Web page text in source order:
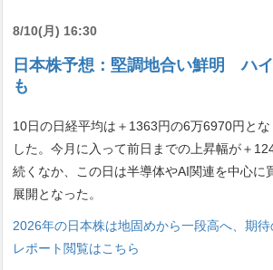
8/10(月) 16:30
日本株予想：堅調地合い鮮明 ハ
も
10日の日経平均は＋1363円の6万6970円と
した。今月に入って前日までの上昇幅が＋
続くなか、この日は半導体やAI関連を中心に
展開となった。
2026年の日本株は地固めから一段高へ、期
レポート閲覧はこちら